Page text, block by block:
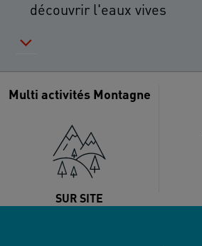
découvrir l'eaux vives
Multi activités Montagne
SUR SITE